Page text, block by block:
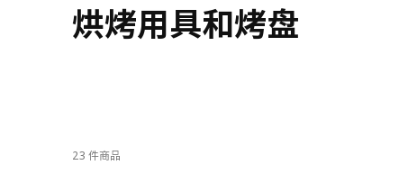
烘烤用具和烤盘
23 件商品